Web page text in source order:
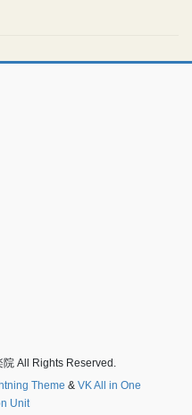
All Rights Reserved.
Theme & VK All in One
Unit